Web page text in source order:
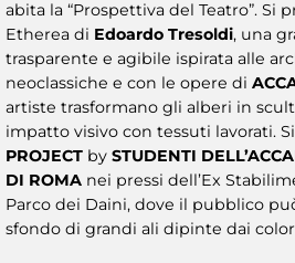
abita la “Prospettiva del Teatro”. Si
Etherea di Edoardo Tresoldi, una
trasparente e agibile ispirata alle
neoclassiche e con le opere di
artiste trasformano gli alberi in
impatto visivo con tessuti lavorati.
PROJECT by STUDENTI
DI ROMA nei pressi dell’Ex
Parco dei Daini, dove il pubblico
sfondo di grandi ali dipinte dai